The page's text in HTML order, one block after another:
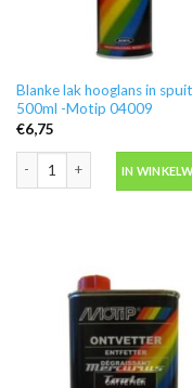
Blanke lak hooglans in
500ml -Motip 04009
€6,75
IN